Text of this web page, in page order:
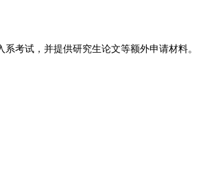
考试，并提供研究生论文等额外申请材料‌。